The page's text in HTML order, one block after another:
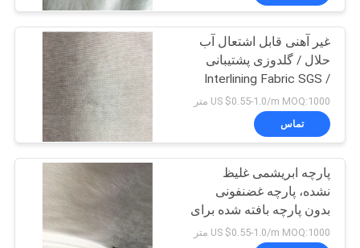
غير آهنی قابل اشتعال آب
حلال / گلدوزی پشتيبانی
Interlining Fabric SGS /
MSDS Approval
US $0.55-1.0/m MOQ:1000 متر
تماس
پارچه ابریشمی غلیظ
نشده، پارچه غضنفونی
بدون پارچه بافته شده برای
گلدوزی
US $0.55-1.0/m MOQ:1000 متر